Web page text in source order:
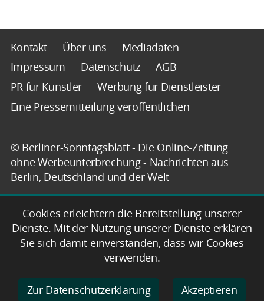
Kontakt Über uns
Mediadaten
Impressum
Datenschutz
AGB
PR für Künstler
Werbung für Dienstleister
Eine Pressemitteilung veröffentlichen
© Berliner-Sonntagsblatt - Die Online-Zeitung
ohne Werbeunterbrechung - Nachrichten aus
Berlin, Deutschland und der Welt
Cookies erleichtern die Bereitstellung unserer
Dienste. Mit der Nutzung unserer Dienste erklären
Sie sich damit einverstanden, dass wir Cookies
verwenden.
Zur Datenschutzerklärung Akzeptieren